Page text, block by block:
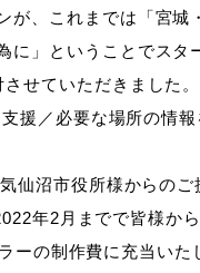
、これまでは「宮城
に」ということでスタ
せていただきました。
援／必要な場所の情
仙沼市役所様からのご
年2月までで皆様か
の制作費に充当いた